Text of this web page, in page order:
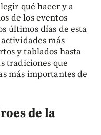
qué hacer y a
de los eventos
últimos días de esta
más
y tablados hasta
tradiciones que
más importantes de
de la